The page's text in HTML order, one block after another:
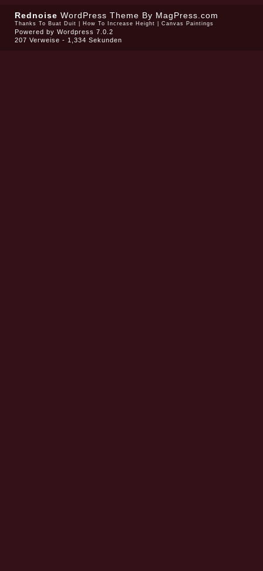
Rednoise WordPress Theme By MagPress.com
Thanks To Buat Duit How To Increase Height Canvas Paintings
Powered by Wordpress 7.0.2
207 Verweise - 1,334 Sekunden